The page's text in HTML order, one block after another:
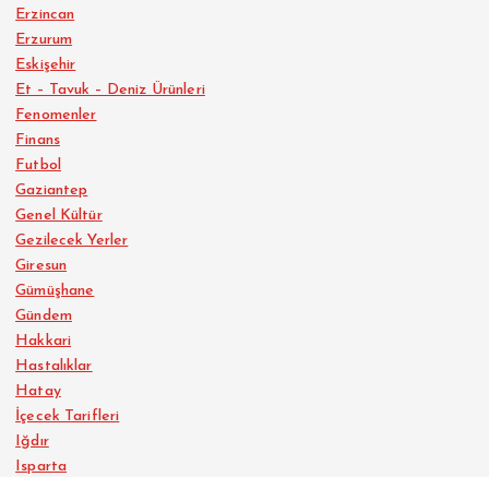
Erzincan
Erzurum
Eskişehir
Et – Tavuk – Deniz Ürünleri
Fenomenler
Finans
Futbol
Gaziantep
Genel Kültür
Gezilecek Yerler
Giresun
Gümüşhane
Gündem
Hakkari
Hastalıklar
Hatay
İçecek Tarifleri
Iğdır
Isparta